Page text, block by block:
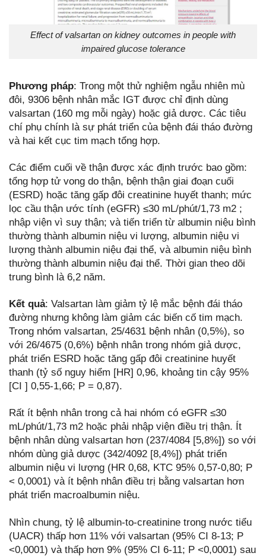
Effect of valsartan on kidney outcomes in people with
impaired glucose tolerance
Phương pháp: Trong một thử nghiệm ngẫu nhiên mù
đôi, 9306 bệnh nhân mắc IGT được chỉ định dùng
valsartan (160 mg mỗi ngày) hoặc giả dược. Các tiêu
chí phụ chính là sự phát triển của bệnh đái tháo đường
và hai kết cục tim mạch tổng hợp.
Các điểm cuối về thận được xác định trước bao gồm:
tổng hợp tử vong do thận, bệnh thận giai đoạn cuối
(ESRD) hoặc tăng gấp đôi creatinine huyết thanh; mức
lọc cầu thận ước tính (eGFR) ≤30 mL/phút/1,73 m2 ;
nhập viện vì suy thận; và tiến triển từ albumin niệu bình
thường thành albumin niệu vi lượng, albumin niệu vi
lượng thành albumin niệu đại thể, và albumin niệu bình
thường thành albumin niệu đại thể. Thời gian theo dõi
trung bình là 6,2 năm.
Kết quả: Valsartan làm giảm tỷ lệ mắc bệnh đái tháo
đường nhưng không làm giảm các biến cố tim mạch.
Trong nhóm valsartan, 25/4631 bệnh nhân (0,5%), so
với 26/4675 (0,6%) bệnh nhân trong nhóm giả dược,
phát triển ESRD hoặc tăng gấp đôi creatinine huyết
thanh (tỷ số nguy hiểm [HR] 0,96, khoảng tin cậy 95%
[CI ] 0,55-1,66; P = 0,87).
Rất ít bệnh nhân trong cả hai nhóm có eGFR ≤30
mL/phút/1,73 m2 hoặc phải nhập viện điều trị thận. Ít
bệnh nhân dùng valsartan hơn (237/4084 [5,8%]) so với
nhóm dùng giả dược (342/4092 [8,4%]) phát triển
albumin niệu vi lượng (HR 0,68, KTC 95% 0,57-0,80; P
< 0,0001) và ít bệnh nhân điều trị bằng valsartan hơn
phát triển macroalbumin niệu.
Nhìn chung, tỷ lệ albumin-to-creatinine trong nước tiểu
(UACR) thấp hơn 11% với valsartan (95% CI 8-13; P
<0,0001) và thấp hơn 9% (95% CI 6-11; P <0,0001) sau